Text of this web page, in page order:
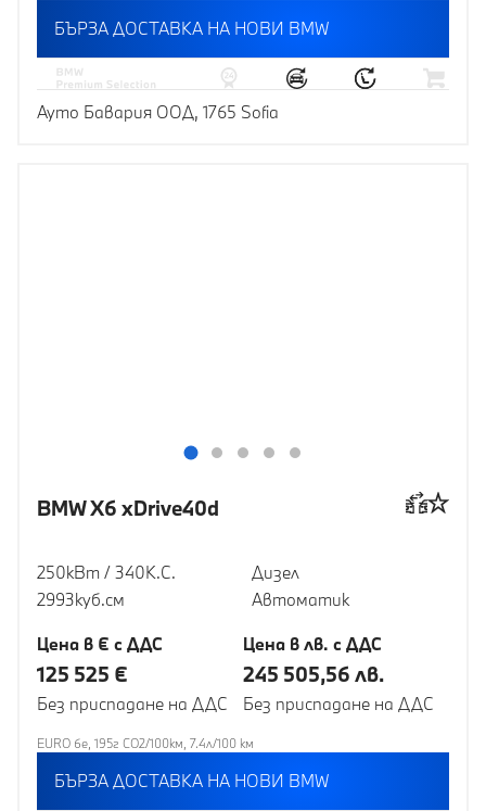
БЪРЗА ДОСТАВКА НА НОВИ BMW
Ауто Бавария ООД, 1765 Sofia
BMW X6 xDrive40d
250кВт / 340К.С.
2993куб.cм
Дизел
Автоматик
Цена в € с ДДС
125 525 €
Без приспадане на ДДС
Цена в лв. с ДДС
245 505,56 лв.
Без приспадане на ДДС
EURO 6e, 195г CO2/100км, 7.4л/100 км
БЪРЗА ДОСТАВКА НА НОВИ BMW